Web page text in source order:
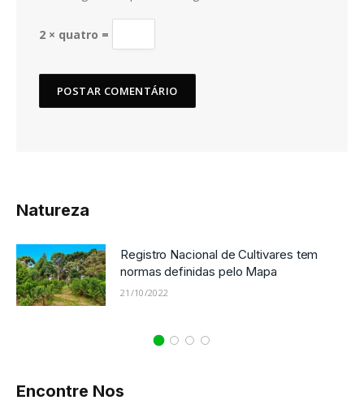
2 × quatro =
Natureza
Registro Nacional de Cultivares tem
normas definidas pelo Mapa
21/10/2022
Encontre Nos